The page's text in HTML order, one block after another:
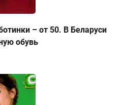
– от 50. В Беларуси
обувь